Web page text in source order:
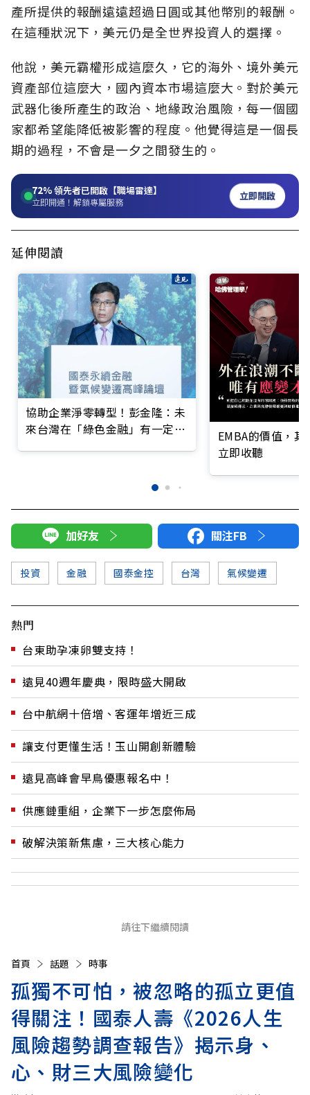
產所提供的報酬遠遠超過日圓或其他幣別的報酬。
在這種狀況下，美元仍是全世界投資人的選擇。
他說，美元霸權形成這麼久，它的海外、境外美元
資產部位這麼大，國內資本市場這麼大。對於美元
武器化後所產生的政治、地緣政治風險，每一個國
家都希望能降低被影響的程度。他覺得這是一個長
期的過程，不會是一夕之間發生的。
72%領先者已開啟【職場雷達】
立即開通！解鎖專屬服務 立即開啟
延伸閱讀
協助企業淨零轉型！彭金隆：未
來台灣在「綠色金融」有一定的
EMBA的價值，
立即收聽
加好友 關注FB
投資 金融 國泰金控 台灣 氣候變遷
熱門
台東助孕凍卵雙支持！
遠見40週年慶典，限時盛大開啟
台中航網十倍增、客運年增近三成
讓支付更懂生活！玉山開創新體驗
遠見高峰會早鳥優惠報名中！
供應鏈重組，企業下一步怎麼佈局
破解決策新焦慮，三大核心能力
請往下繼續閱讀
首頁 話題 時事
孤獨不可怕，被忽略的孤立更值
得關注！國泰人壽《2026人生
風險趨勢調查報告》揭示身、
心、財三大風險變化